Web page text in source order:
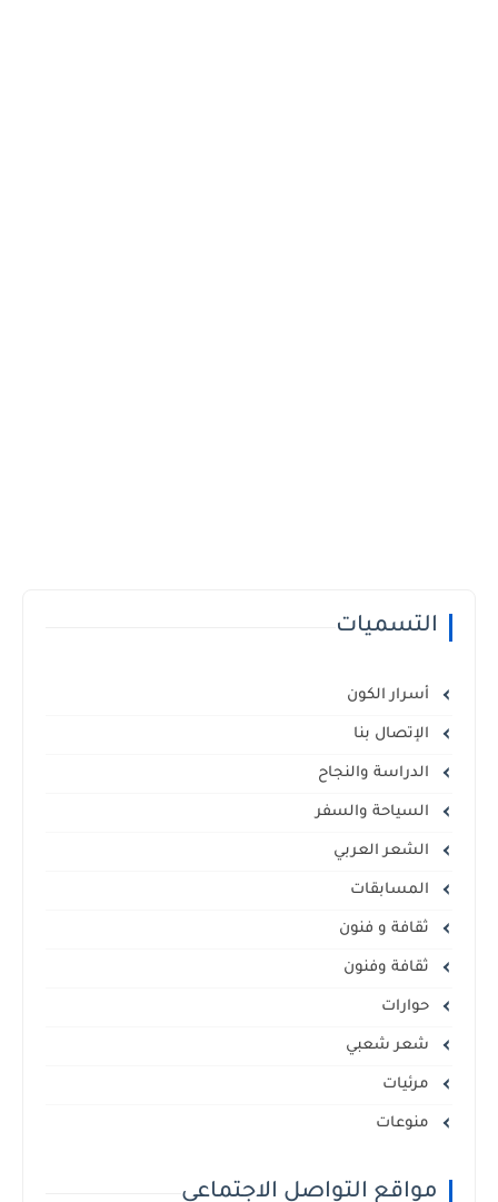
التسميات
أسرار الكون
الإتصال بنا
الدراسة والنجاح
السياحة والسفر
الشعر العربي
المسابقات
ثقافة و فنون
ثقافة وفنون
حوارات
شعر شعبي
مرئيات
منوعات
مواقع التواصل الاجتماعي